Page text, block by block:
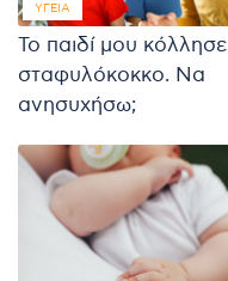
ΥΓΕΊΑ
Το παιδί μου κόλλησε
σταφυλόκοκκο. Να
ανησυχήσω;